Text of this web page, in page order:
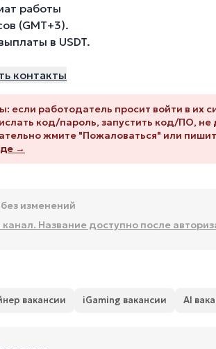
работы
(GMT+3).
в USDT.
контакты
если работодатель просит войти в их
код/пароль, запустить код/ПО, не
жмите "Пожаловаться" или
→
изменений
Название доступно после
вакансии iGaming вакансии AI